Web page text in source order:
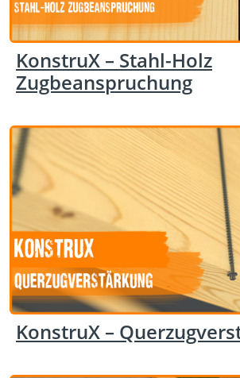
KonstruX – Stahl-Holz
Zugbeanspruchung
KonstruX –